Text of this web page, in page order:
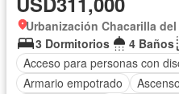
Urbanización Chacarilla
3 Dormitorios
4 Baños
Acceso para personas con
Armario empotrado